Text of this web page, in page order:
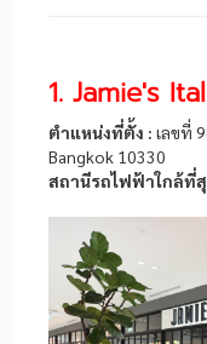
1. Jamie's
ตำแหน่งที่ตั้ง : เลขที่
Bangkok 10330
สถานีรถไฟฟ้าใกล้ที่